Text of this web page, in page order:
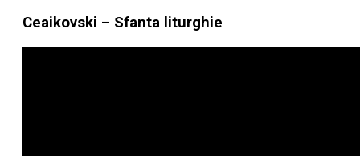
Ceaikovski – Sfanta liturghie